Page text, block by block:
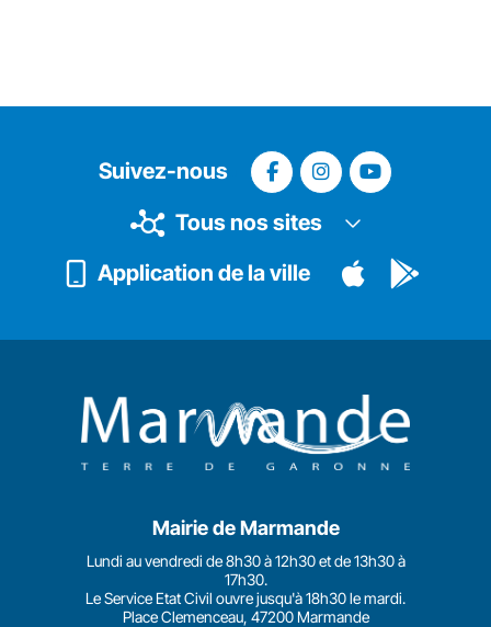
Suivez-nous
Tous nos sites
Application de la ville
Mairie de Marmande
Lundi au vendredi de 8h30 à 12h30 et de 13h30 à
17h30.
Le Service Etat Civil ouvre jusqu'à 18h30 le mardi.
Place Clemenceau, 47200 Marmande